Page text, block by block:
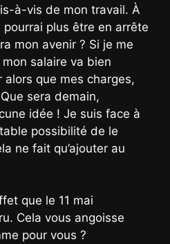
à-vis de mon travail. À
pourrai plus être en arrête
mon avenir ? Si je me
salaire va bien
que mes charges,
sera demain,
idée ! Je suis face à
possibilité de le
ne fait qu’ajouter au
que le 11 mai
Cela vous angoisse
pour vous ?